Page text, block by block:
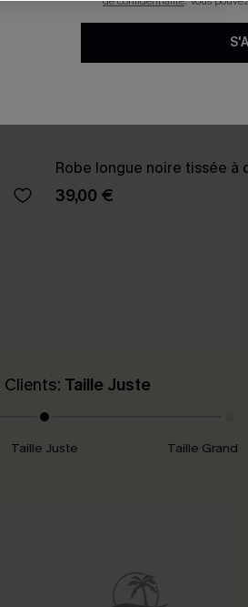
Robe longue noire tissée à
39,00 €
Clients: Taille Juste
Taille Juste Taille Grand